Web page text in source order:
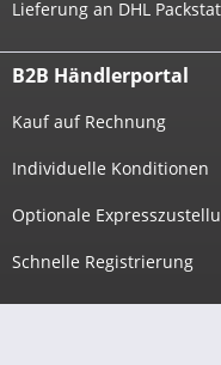
Lieferung an DHL
B2B Händlerportal
Kauf auf Rechnung
Individuelle Konditionen
Optionale
Schnelle Registrierung